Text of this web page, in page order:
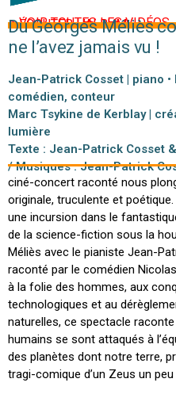
> VOIR TOUTES LES VIDÉOS
> ÉCOUTER L’ALBUM
Du Georges Méliès
ne l’avez jamais vu !
Jean-Patrick Cosset | piano •
comédien, conteur
Marc Tsykine de Kerblay |
lumière
Texte : Jean-Patrick Cosset
/ Musiques : Jean-Patrick
À partir de l’œuvre de ce
ciné-concert raconté nous
originale, truculente et
une incursion dans le
de la science-fiction sous la
Méliès avec le pianiste Jean-
raconté par le comédien
à la folie des hommes, aux
technologiques et au
naturelles, ce spectacle
humains se sont attaqués à
des planètes dont notre terre,
tragi-comique d’un Zeus un